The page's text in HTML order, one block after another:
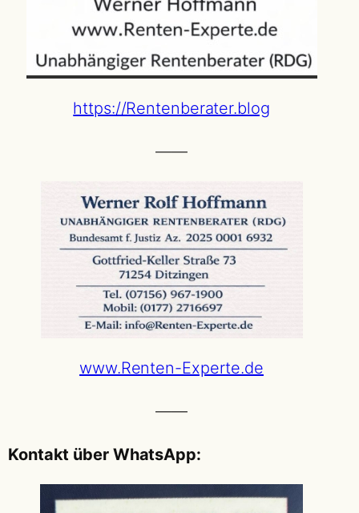
https://Rentenberater.blog
——
www.Renten-Experte.de
——
Kontakt über WhatsApp: